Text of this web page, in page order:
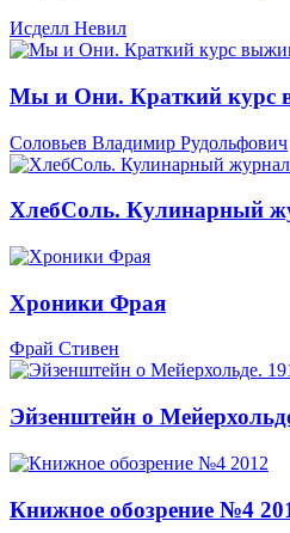
Исделл Невил
Мы и Они. Краткий курс
Соловьев Владимир Рудольфович
ХлебCоль. Кулинарный
Хроники Фрая
Фрай Стивен
Эйзенштейн о
Книжное обозрение №4